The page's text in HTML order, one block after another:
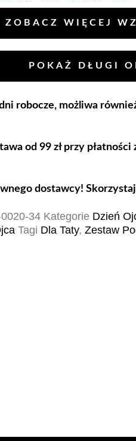
ZOBACZ WIĘCEJ
POKAŻ DŁUGI
robocze, możliwa
od 99 zł przy płatności
dostawcy!
34 Kategorie Dzień
Tagi Dla Taty,Zestaw